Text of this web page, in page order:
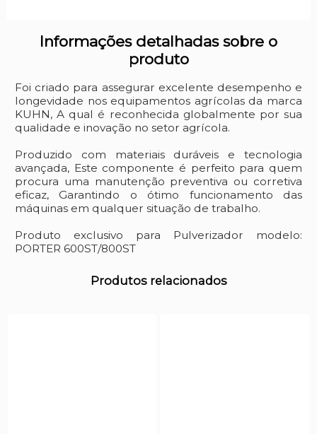
Informações detalhadas sobre o
produto
Foi criado para assegurar excelente desempenho e
longevidade nos equipamentos agrícolas da marca
KUHN, A qual é reconhecida globalmente por sua
qualidade e inovação no setor agrícola.
Produzido com materiais duráveis e tecnologia
avançada, Este componente é perfeito para quem
procura uma manutenção preventiva ou corretiva
eficaz, Garantindo o ótimo funcionamento das
máquinas em qualquer situação de trabalho.
Produto exclusivo para Pulverizador modelo:
PORTER 600ST/800ST
Produtos relacionados